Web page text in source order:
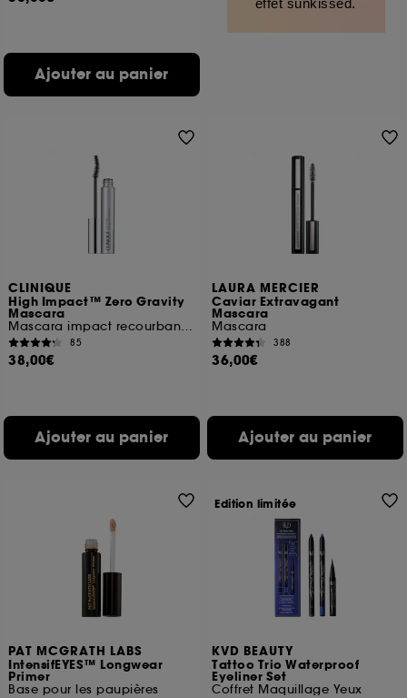
Ajouter au panier
effet sunkissed.
CLINIQUE
High Impact™ Zero Gravity
Mascara
Mascara impact recourbant optimal
85
38,00€
Ajouter au panier
LAURA MERCIER
Caviar Extravagant
Mascara
Mascara
388
36,00€
Ajouter au panier
PAT MCGRATH LABS
IntensifEYES™ Longwear
Primer
Base pour les paupières
KVD BEAUTY
Tattoo Trio Waterproof
Eyeliner Set
Coffret Maquillage Yeux
Edition limitée